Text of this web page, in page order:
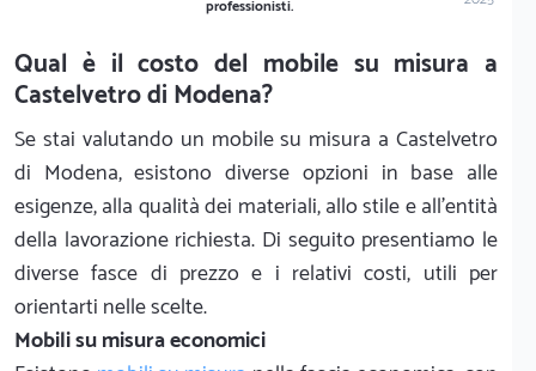
professionisti.
Qual è il costo del mobile su misura a
Castelvetro di Modena?
Se stai valutando un mobile su misura a Castelvetro
di Modena, esistono diverse opzioni in base alle
esigenze, alla qualità dei materiali, allo stile e all'entità
della lavorazione richiesta. Di seguito presentiamo le
diverse fasce di prezzo e i relativi costi, utili per
orientarti nelle scelte.
Mobili su misura economici